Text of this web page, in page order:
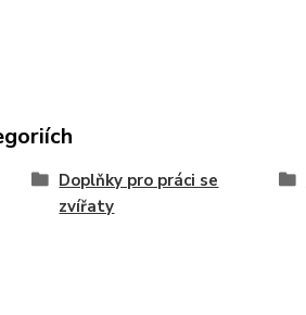
Doplňky pro práci se
zvířaty